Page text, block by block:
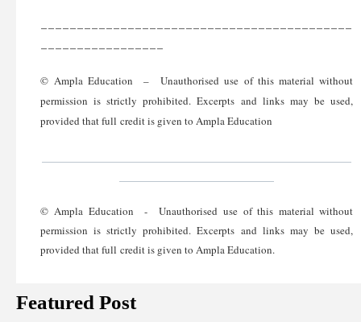
© Ampla Education – Unauthorised use of this material without
permission is strictly prohibited. Excerpts and links may be used,
provided that full credit is given to Ampla Education
© Ampla Education - Unauthorised use of this material without
permission is strictly prohibited. Excerpts and links may be used,
provided that full credit is given to Ampla Education.
Featured Post